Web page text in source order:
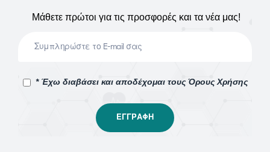
Μάθετε πρώτοι για τις προσφορές και τα νέα μας!
* Έχω διαβάσει και αποδέχομαι τους Όρους Χρήσης